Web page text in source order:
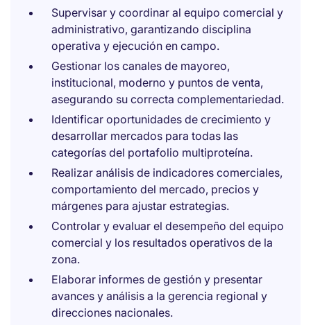
Supervisar y coordinar al equipo comercial y
administrativo, garantizando disciplina
operativa y ejecución en campo.
Gestionar los canales de mayoreo,
institucional, moderno y puntos de venta,
asegurando su correcta complementariedad.
Identificar oportunidades de crecimiento y
desarrollar mercados para todas las
categorías del portafolio multiproteína.
Realizar análisis de indicadores comerciales,
comportamiento del mercado, precios y
márgenes para ajustar estrategias.
Controlar y evaluar el desempeño del equipo
comercial y los resultados operativos de la
zona.
Elaborar informes de gestión y presentar
avances y análisis a la gerencia regional y
direcciones nacionales.